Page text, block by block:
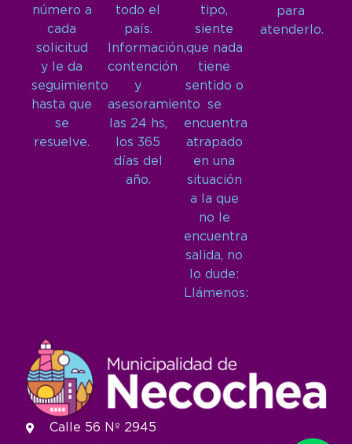
número a
cada
solicitud
y le da
seguimiento
hasta que
se
resuelve.
todo el
país.
Información,
contención
y
asesoramiento
las 24 hs,
los 365
días del
año.
tipo,
siente
que nada
tiene
sentido o
se
encuentra
atrapado
en una
situación
a la que
no le
encuentra
salida, no
lo dude:
Llámenos:
para
atenderlo.
Calle 56 Nº 2945